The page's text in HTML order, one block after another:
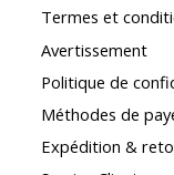
Termes et
Avertissement
Politique de
Méthodes de
Expédition &